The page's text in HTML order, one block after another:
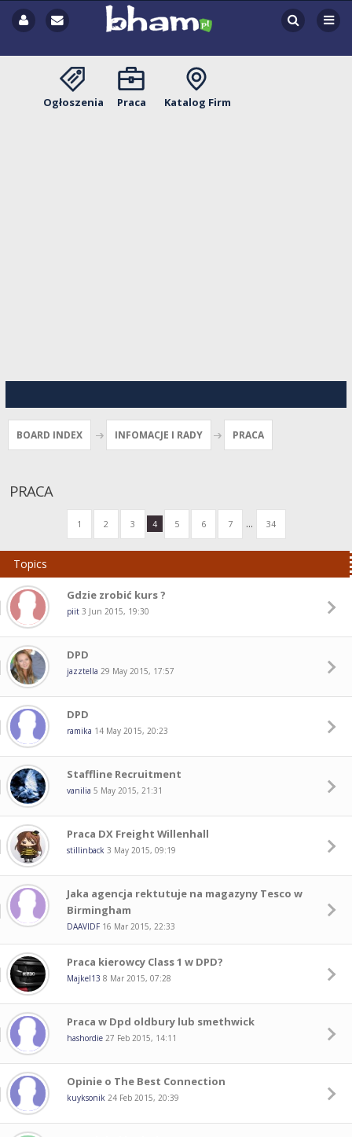
Ogłoszenia Praca Katalog Firm
BOARD INDEX INFOMACJE I RADY PRACA
PRACA
1 2 3 4 5 6 7 ... 34
Topics
Gdzie zrobić kurs ?
piit 3 Jun 2015, 19:30
DPD
jazztella 29 May 2015, 17:57
DPD
ramika 14 May 2015, 20:23
Staffline Recruitment
vanilia 5 May 2015, 21:31
Praca DX Freight Willenhall
stillinback 3 May 2015, 09:19
Jaka agencja rektutuje na magazyny Tesco w
Birmingham
DAAVIDF 16 Mar 2015, 22:33
Praca kierowcy Class 1 w DPD?
Majkel13 8 Mar 2015, 07:28
Praca w Dpd oldbury lub smethwick
hashordie 27 Feb 2015, 14:11
Opinie o The Best Connection
kuyksonik 24 Feb 2015, 20:39